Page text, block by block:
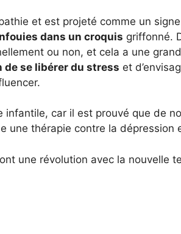
et est projeté comme un
dans un croquis griffonné.
ou non, et cela a une
se libérer du stress et
car il est prouvé que de
une thérapie contre la dépression
une révolution avec la nouvelle